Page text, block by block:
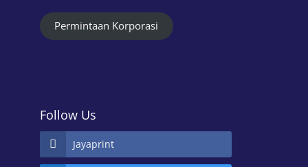
Permintaan Korporasi
Follow Us
Jayaprint